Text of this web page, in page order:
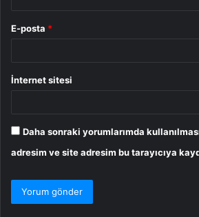
E-posta *
İnternet sitesi
Daha sonraki yorumlarımda
adresim ve site adresim bu tarayıcıya